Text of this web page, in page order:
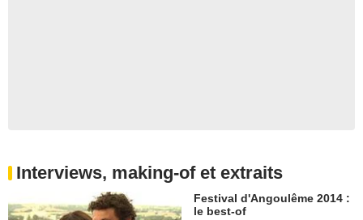
Interviews, making-of et extraits
Festival d'Angoulême 2014 :
le best-of